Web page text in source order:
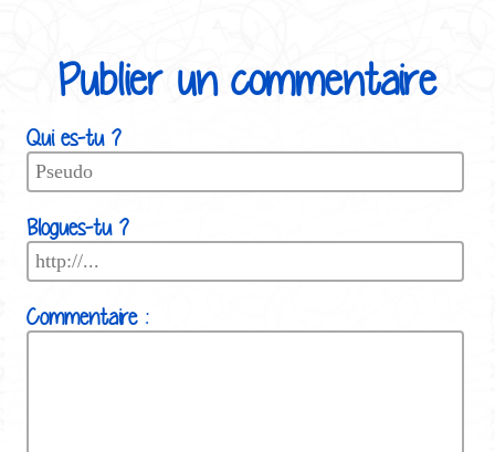
Publier un commentaire
Qui es-tu ?
Blogues-tu ?
Commentaire :